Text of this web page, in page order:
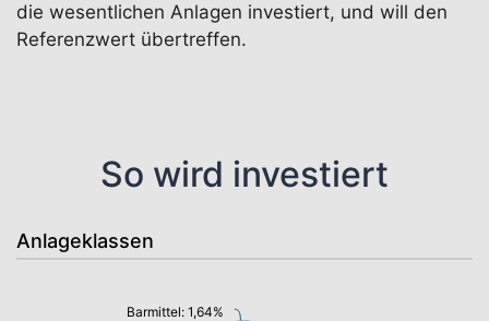
die wesentlichen Anlagen investiert, und will den
Referenzwert übertreffen.
So wird investiert
Anlageklassen
Barmittel: 1,64%